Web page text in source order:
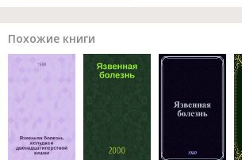
Похожие книги